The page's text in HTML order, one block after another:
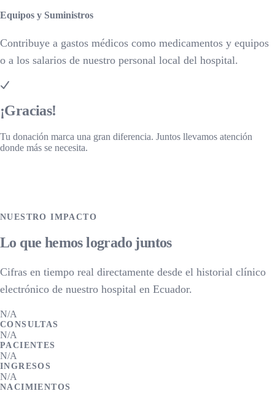
Equipos y Suministros
Contribuye a gastos médicos como medicamentos y equipos
o a los salarios de nuestro personal local del hospital.
¡Gracias!
Tu donación marca una gran diferencia. Juntos llevamos atención
donde más se necesita.
NUESTRO IMPACTO
Lo que hemos logrado juntos
Cifras en tiempo real directamente desde el historial clínico
electrónico de nuestro hospital en Ecuador.
N/A
CONSULTAS
N/A
PACIENTES
N/A
INGRESOS
N/A
NACIMIENTOS